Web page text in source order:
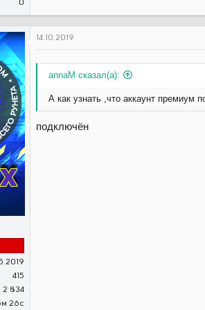
0
415
2 834
26с
14.10.2019
annaM сказал(а):
А как узнать ,что аккаунт премиум
подключён